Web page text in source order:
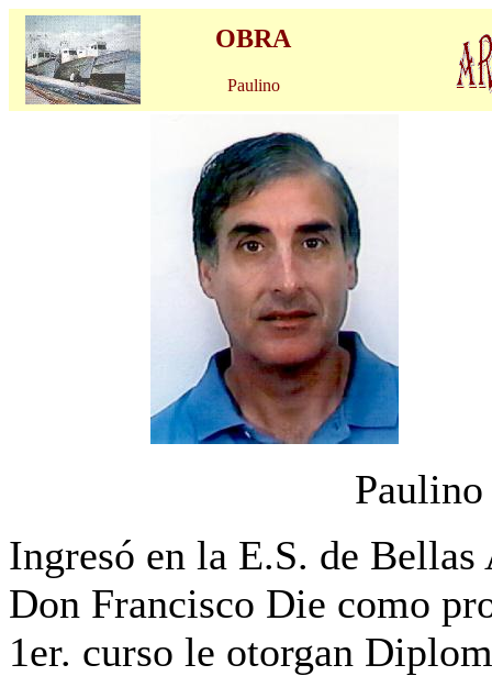
OBRA
Paulino
Ingresó en la E.S. de
Don Francisco Die como
1er. curso le otorgan